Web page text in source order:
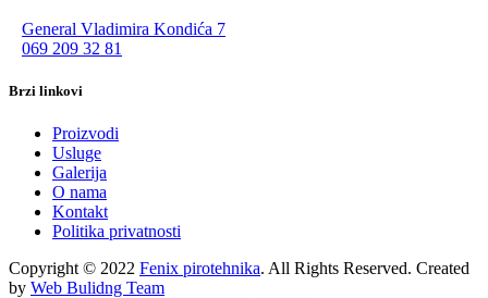
General Vladimira Kondića 7
069 209 32 81
Brzi linkovi
Proizvodi
Usluge
Galerija
O nama
Kontakt
Politika privatnosti
Copyright © 2022 Fenix pirotehnika. All Rights Reserved. Created
by Web Bulidng Team